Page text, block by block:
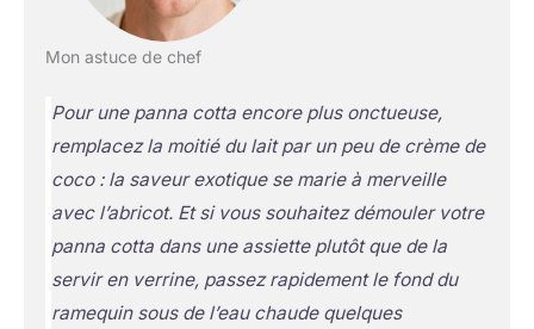
Mon astuce de chef
Pour une panna cotta encore plus onctueuse,
remplacez la moitié du lait par un peu de crème de
coco : la saveur exotique se marie à merveille
avec l’abricot. Et si vous souhaitez démouler votre
panna cotta dans une assiette plutôt que de la
servir en verrine, passez rapidement le fond du
ramequin sous de l’eau chaude quelques